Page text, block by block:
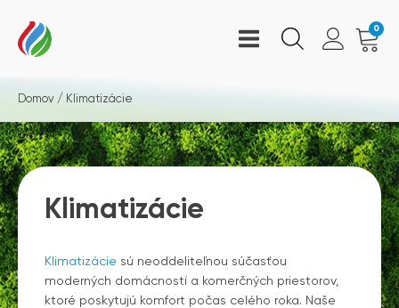
0
Domov / Klimatizácie
Klimatizácie
Klimatizácie sú neoddeliteľnou súčasťou
moderných domácností a komerčných priestorov,
ktoré poskytujú komfort počas celého roka. Naše